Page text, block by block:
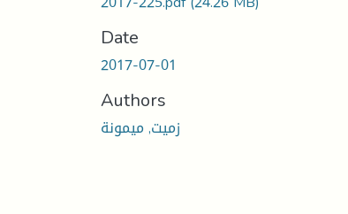
Date
2017-07-01
Authors
زميت, ميمونة